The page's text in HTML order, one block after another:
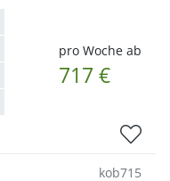
pro Woche ab
717 €
kob715